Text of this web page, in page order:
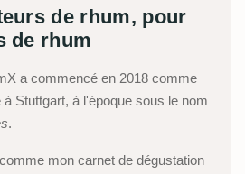
de rhum, pour
de rhum
a commencé en 2018 comme
Stuttgart, à l'époque sous le nom
.
mon carnet de dégustation